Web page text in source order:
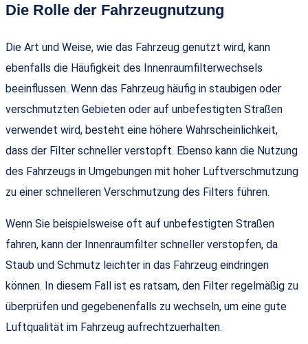
Die Rolle der Fahrzeugnutzung
Die Art und Weise, wie das Fahrzeug genutzt wird, kann
ebenfalls die Häufigkeit des Innenraumfilterwechsels
beeinflussen. Wenn das Fahrzeug häufig in staubigen oder
verschmutzten Gebieten oder auf unbefestigten Straßen
verwendet wird, besteht eine höhere Wahrscheinlichkeit,
dass der Filter schneller verstopft. Ebenso kann die Nutzung
des Fahrzeugs in Umgebungen mit hoher Luftverschmutzung
zu einer schnelleren Verschmutzung des Filters führen.
Wenn Sie beispielsweise oft auf unbefestigten Straßen
fahren, kann der Innenraumfilter schneller verstopfen, da
Staub und Schmutz leichter in das Fahrzeug eindringen
können. In diesem Fall ist es ratsam, den Filter regelmäßig zu
überprüfen und gegebenenfalls zu wechseln, um eine gute
Luftqualität im Fahrzeug aufrechtzuerhalten.